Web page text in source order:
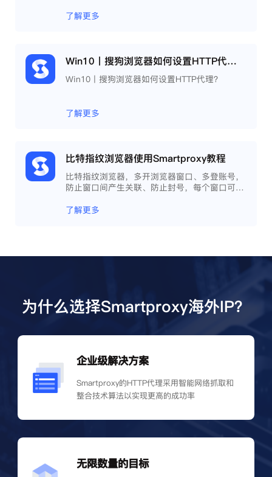
了解更多
Win10丨搜狗浏览器如何设置HTTP代理？
Win10丨搜狗浏览器如何设置HTTP代理？
了解更多
比特指纹浏览器使用Smartproxy教程
比特指纹浏览器，多开浏览器窗口、多登账号，
防止窗口间产生关联、防止封号，每个窗口可以
相互间完全环境独立、隔离，避免关联封号。
了解更多
为什么选择Smartproxy海外IP？
企业级解决方案
Smartproxy的HTTP代理采用智能网络抓取和
整合技术算法以实现更高的成功率
无限数量的目标